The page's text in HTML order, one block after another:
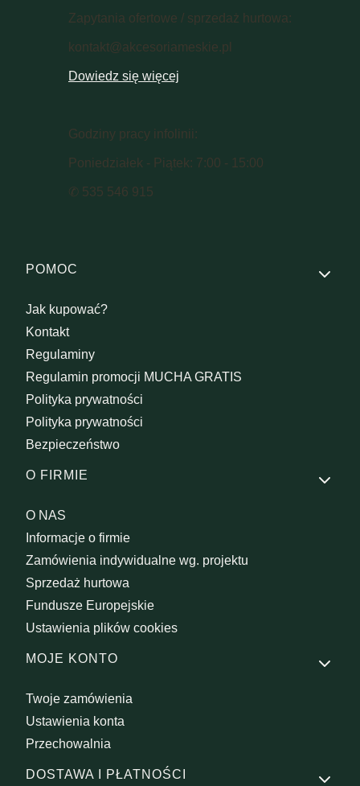
Zapytania ofertowe / sprzedaż hurtowa:
kontakt@akcesoriameskie.pl
Dowiedz się więcej
Godziny pracy infolinii:
Poniedziałek - Piątek: 7:00 - 15:00
✆ 535 546 915
Linki w stopce
POMOC
Jak kupować?
Kontakt
Regulaminy
Regulamin promocji MUCHA GRATIS
Polityka prywatności
Polityka prywatności
Bezpieczeństwo
O FIRMIE
O NAS
Informacje o firmie
Zamówienia indywidualne wg. projektu
Sprzedaż hurtowa
Fundusze Europejskie
Ustawienia plików cookies
MOJE KONTO
Twoje zamówienia
Ustawienia konta
Przechowalnia
DOSTAWA I PŁATNOŚCI